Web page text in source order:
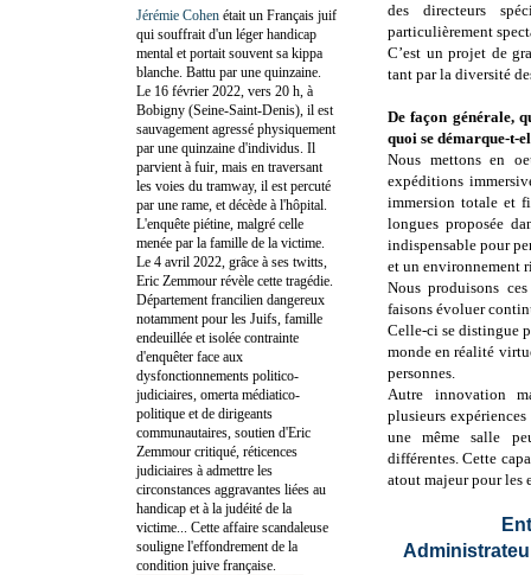
des directeurs
particulièrement
C’est un projet de
tant par la diversité
De façon générale,
quoi se démarque-t-
Nous mettons en
expéditions
immersion totale et
longues proposée
indispensable pour
et un environnement
Nous produisons
faisons évoluer
Celle-ci se distingue
monde en réalité
personnes.
Autre innovation
plusieurs
une même salle
différentes. Cette
atout majeur pour les
Jérémie Cohen était un Français juif
qui souffrait d'un léger handicap
mental et portait souvent sa kippa
blanche. Battu par une quinzaine.
Le 16 février 2022, vers 20 h, à
Bobigny (Seine-Saint-Denis), il est
sauvagement agressé physiquement
par une quinzaine d'individus. Il
parvient à fuir, mais en traversant
les voies du tramway, il est percuté
par une rame, et décède à l'hôpital.
L'enquête piétine, malgré celle
menée par la famille de la victime.
Le 4 avril 2022, grâce à ses twitts,
Eric Zemmour révèle cette tragédie.
Département francilien dangereux
notamment pour les Juifs, famille
endeuillée et isolée contrainte
d'enquêter face aux
dysfonctionnements politico-
judiciaires, omerta médiatico-
politique et de dirigeants
communautaires, soutien d'Eric
Zemmour critiqué, réticences
judiciaires à admettre les
circonstances aggravantes liées au
handicap et à la judéité de la
victime... Cette affaire scandaleuse
souligne l'effondrement de la
condition juive française.